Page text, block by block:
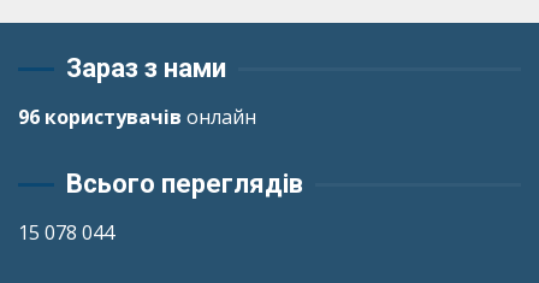
Зараз з нами
96 користувачів онлайн
Всього переглядів
15 078 044